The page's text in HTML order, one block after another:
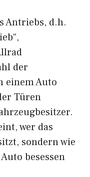
Antriebs, d.h.
der
einem Auto
Türen
wer das
sondern wie
besessen